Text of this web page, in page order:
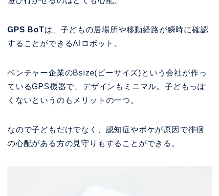
GPS BoTは、子どもの居場所や移動経路が瞬時に確認
することができるAIロボット。
ベンチャー企業のBsize(ビーサイズ)という会社が作っ
ているGPS機器で、デザインもミニマル。子どもっぽ
くないというのもメリットの一つ。
なので子どもだけでなく、認知症やボケが原因で徘徊
の心配がある方の見守りもすることができる。